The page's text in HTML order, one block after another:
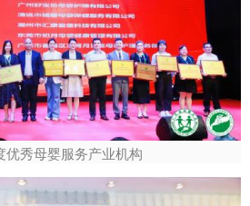
优秀母婴服务产业机构